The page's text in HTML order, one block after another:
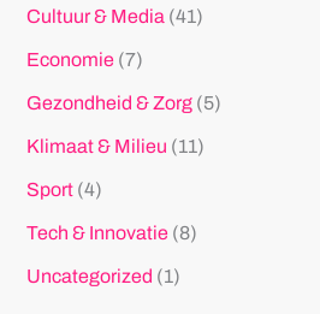
Cultuur & Media (41)
Economie(7)
Gezondheid & Zorg(5)
Klimaat & Milieu (11)
Sport(4)
Tech & Innovatie(8)
Uncategorized (1)